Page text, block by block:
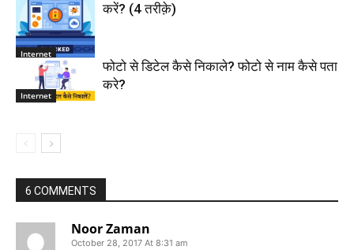
Internet
करें? (4 तरीक़े)
Internet
फोटो से डिटेल कैसे निकाले? फोटो से नाम कैसे पता
करे?
6 COMMENTS
Noor Zaman
October 28, 2017 At 8:31 am